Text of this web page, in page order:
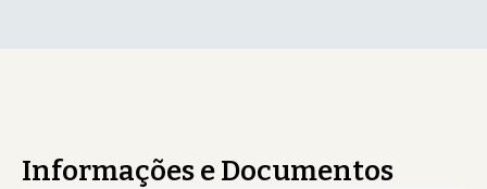
Informações e Documentos